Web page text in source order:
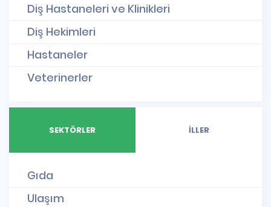
Diş Hastaneleri ve Klinikleri
Diş Hekimleri
Hastaneler
Veterinerler
SEKTÖRLER İLLER
Gıda
Ulaşım